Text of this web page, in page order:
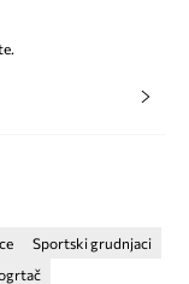
Sportski grudnjaci